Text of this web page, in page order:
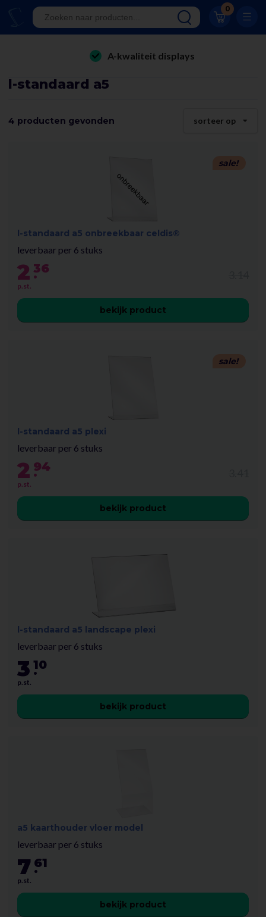
0
kaarthouders
Klantwaardering 8.9
A-kwaliteit displays
Eigen productie
Klantwaardering 8.9
l-standaard a5
4 producten gevonden sorteer op
l-standaard a5 onbreekbaar celdis®
leverbaar per 6 stuks
sale!
2 .
36
p.st.
bekijk product
l-standaard a5 plexi
leverbaar per 6 stuks
sale!
2 .
94
p.st.
bekijk product
l-standaard a5 landscape plexi
leverbaar per 6 stuks
3 .
10
p.st.
bekijk product
a5 kaarthouder vloer model
leverbaar per 6 stuks
7 .
61
p.st.
bekijk product